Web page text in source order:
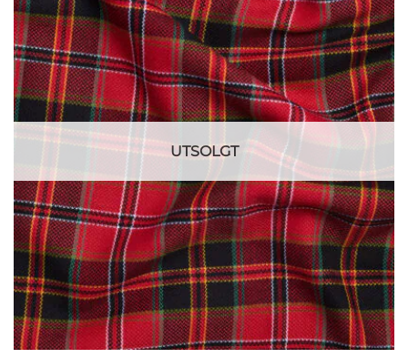
UTSOLGT